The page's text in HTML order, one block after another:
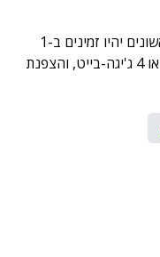
מכשירי ה-Yoggie Data Keeper הראשונים יהיו זמינים ב-1
באוגוסט בשלושה דגמים – בנפח של 2 או 4 ג'יגה-בייט, והצפנת